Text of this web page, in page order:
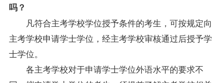
吗？
凡符合主考学校学位授予条件的考生，可按规定向
主考学校申请学士学位，经主考学校审核通过后授予学
士学位。
各主考学校对于申请学士学位外语水平的要求不